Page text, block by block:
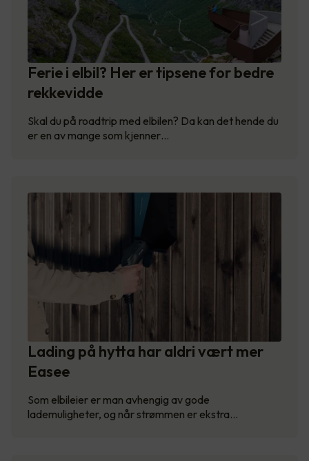
Ferie i elbil? Her er tipsene for bedre
rekkevidde
Skal du på roadtrip med elbilen? Da kan det hende du
er en av mange som kjenner…
Lading på hytta har aldri vært mer
Easee
Som elbileier er man avhengig av gode
lademuligheter, og når strømmen er ekstra…